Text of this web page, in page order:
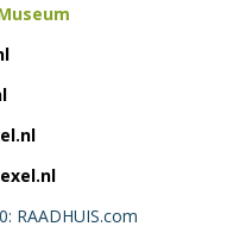
RAADHUIS.com